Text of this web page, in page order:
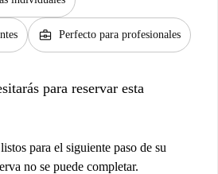
business_center Perfecto para profesionales
para reservar esta
para el siguiente paso de su
no se puede completar.